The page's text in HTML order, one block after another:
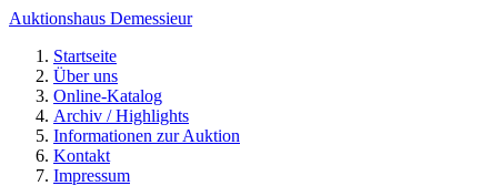
Auktionshaus Demessieur
Startseite
Über uns
Online-Katalog
Archiv / Highlights
Informationen zur Auktion
Kontakt
Impressum